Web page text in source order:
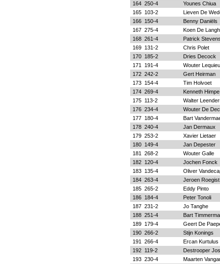
164 250-4
Younes Chiua
165 103-2
Lieven De
166 150-4
Benny Daniëls
167 275-4
Koen De
168 261-4
Patrick
169 131-2
Chris Polet
170 185-2
Dries Decock
171
191-4
Wouter Lequieu
172 242-2
Gert Heirman
173 154-4
Tim Holvoet
174 269-4
Kenneth Himpe
175 113-2
Walter
176 234-4
Wouter De
177 180-4
Bart
178 240-4
Jan Dermaux
179 253-2
Xavier Lietaer
180 149-4
Jan Depester
181
268-2
Wouter Galle
182 120-4
Jochen Fonck
183 135-4
Oliver
184 263-4
Jeroen Roegist
185 265-2
Eddy Pinto
186 184-4
Peter Tonoli
187 231-2
Jo Tanghe
188 251-4
Bart
189 179-4
Geert De
190 266-2
Stijn Konings
191
266-4
Ercan Kurtulus
192 119-2
Destrooper Jos
193 230-4
Maarten